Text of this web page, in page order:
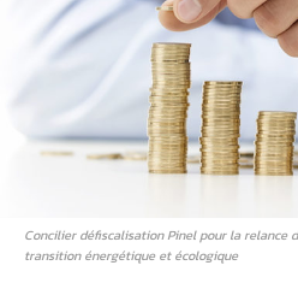
Concilier défiscalisation Pinel pour la relance
transition énergétique et écologique